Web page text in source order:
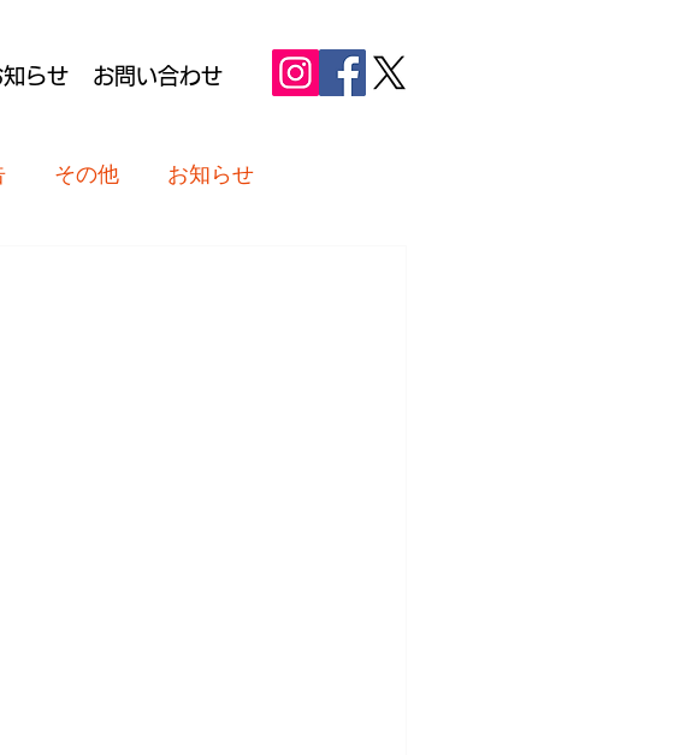
知らせ お問い合わせ
その他 お知らせ